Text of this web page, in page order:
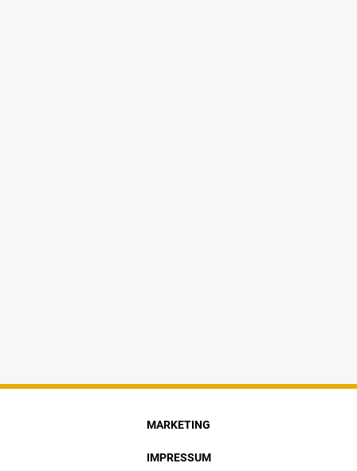
MARKETING
IMPRESSUM